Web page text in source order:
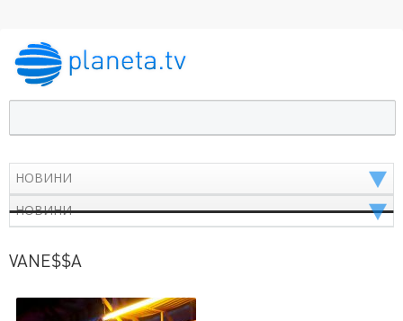
VANE$$A